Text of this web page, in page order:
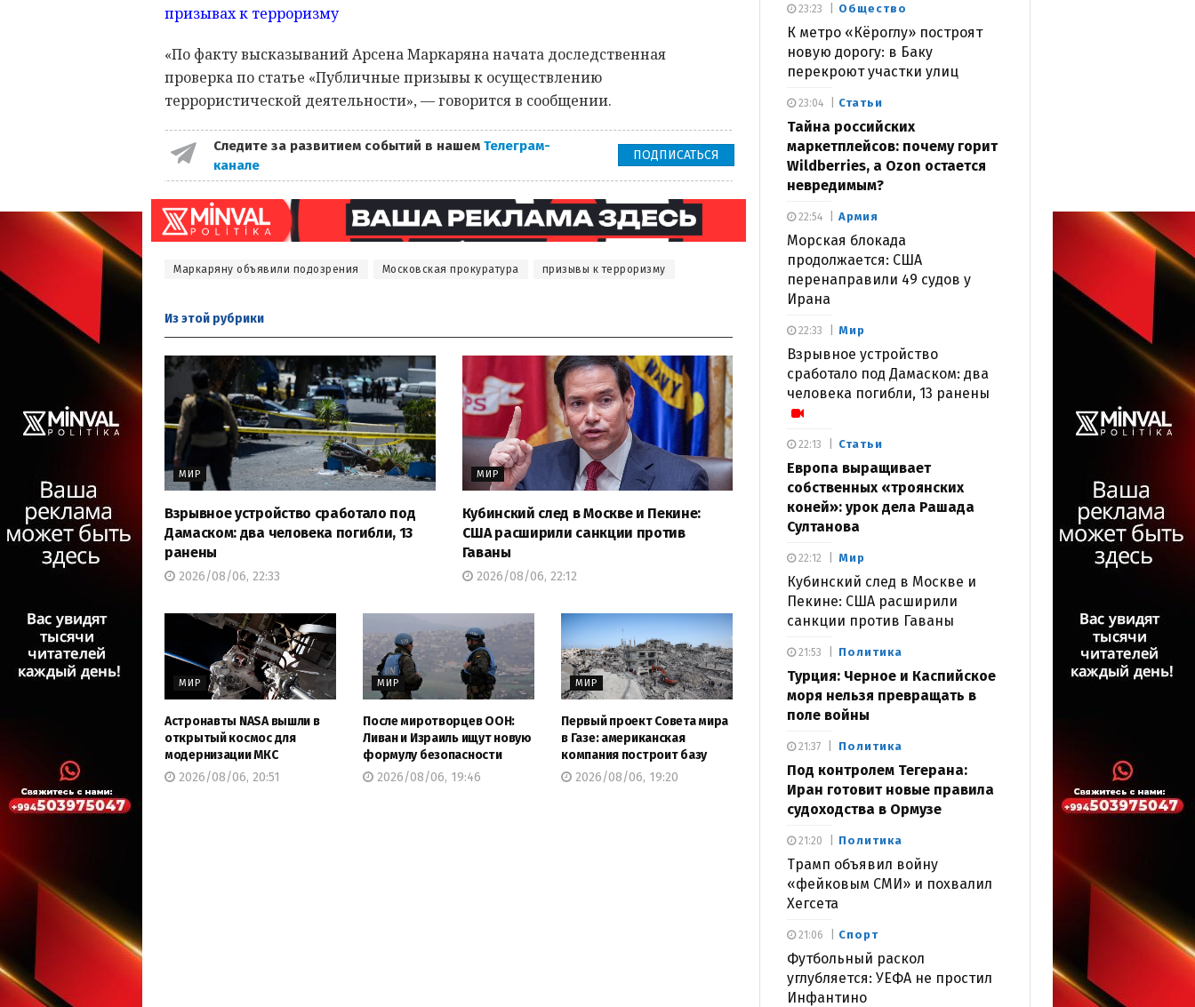
призывах к терроризму
«По факту высказываний Арсена Маркаряна начата доследственная
проверка по статье «Публичные призывы к осуществлению
террористической деятельности», — говорится в сообщении.
Следите за развитием событий в нашем Телеграм-
канале
ПОДПИСАТЬСЯ
Маркаряну объявили подозрения Московская прокуратура призывы к терроризму
Из этой рубрики
МИР
Взрывное устройство сработало под
Дамаском: два человека погибли, 13
ранены
2026/08/06, 22:33
МИР
Кубинский след в Москве и Пекине:
США расширили санкции против
Гаваны
2026/08/06, 22:12
МИР
Астронавты NASA вышли в
открытый космос для
модернизации МКС
2026/08/06, 20:51
МИР
После миротворцев ООН:
Ливан и Израиль ищут новую
формулу безопасности
2026/08/06, 19:46
МИР
Первый проект Совета мира
в Газе: американская
компания построит базу
2026/08/06, 19:20
Общество
К метро «Кёроглу» построят
новую дорогу: в Баку
перекроют участки улиц
23:23
Статьи
Тайна российских
маркетплейсов: почему горит
Wildberries, а Ozon остается
невредимым?
23:04
Армия
Морская блокада
продолжается: США
перенаправили 49 судов у
Ирана
22:54
Мир
Взрывное устройство
сработало под Дамаском: два
человека погибли, 13 ранены
22:33
Статьи
Европа выращивает
собственных «троянских
коней»: урок дела Рашада
Султанова
22:13
Мир
Кубинский след в Москве и
Пекине: США расширили
санкции против Гаваны
22:12
Политика
Турция: Черное и Каспийское
моря нельзя превращать в
поле войны
21:53
Политика
Под контролем Тегерана:
Иран готовит новые правила
судоходства в Ормузе
21:37
Политика
Трамп объявил войну
«фейковым СМИ» и похвалил
Хегсета
21:20
Спорт
Футбольный раскол
углубляется: УЕФА не простил
Инфантино
21:06